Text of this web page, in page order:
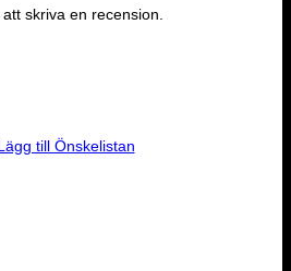
skriva en recension.
till Önskelistan